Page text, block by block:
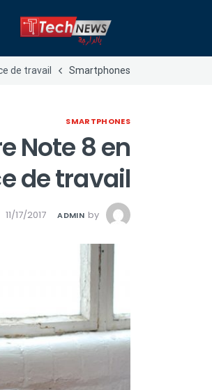
de travail Smartphones
SMARTPHONES
Note 8 en
de travail
by
ADMIN
11/17/2017